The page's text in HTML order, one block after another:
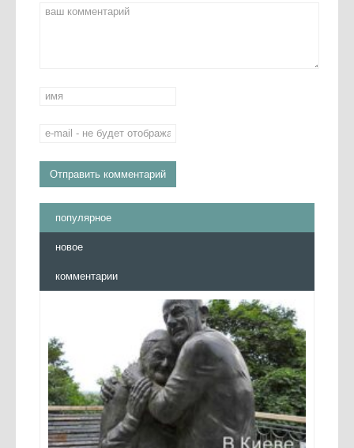
популярное
новое
комментарии